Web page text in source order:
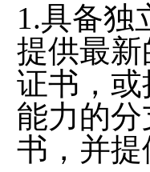
1.具备独
提供最
证书，
能力的
书，并